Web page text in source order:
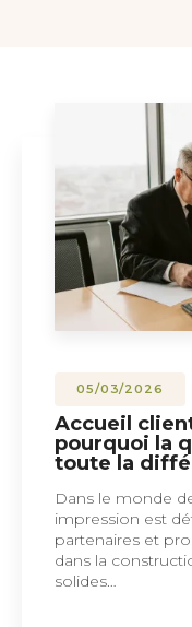
05/03/2026
Accueil
pourquoi la
toute la
Dans le monde
impression est
partenaires et
dans la
solides…